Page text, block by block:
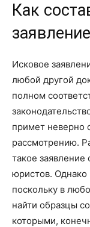
Как
Исковое
любой другой
полном
примет неверно
рассмотрению.
такое
юристов. Однако
поскольку в
найти образцы
которыми,